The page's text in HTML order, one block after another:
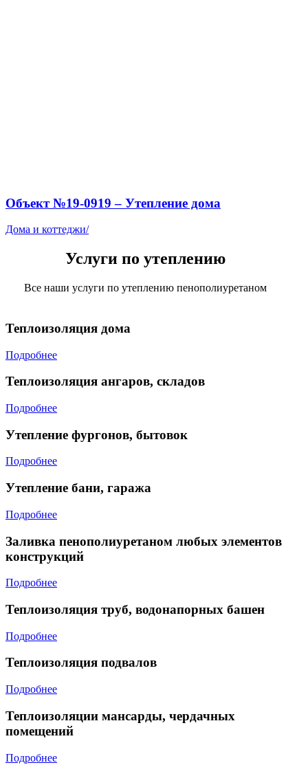
Объект №19-0919 – Утепление дома
Дома и коттеджи/
Услуги по утеплению
Все наши услуги по утеплению пенополиуретаном
Теплоизоляция дома
Подробнее
Теплоизоляция ангаров, складов
Подробнее
Утепление фургонов, бытовок
Подробнее
Утепление бани, гаража
Подробнее
Заливка пенополиуретаном любых элементов
конструкций
Подробнее
Теплоизоляция труб, водонапорных башен
Подробнее
Теплоизоляция подвалов
Подробнее
Теплоизоляции мансарды, чердачных
помещений
Подробнее